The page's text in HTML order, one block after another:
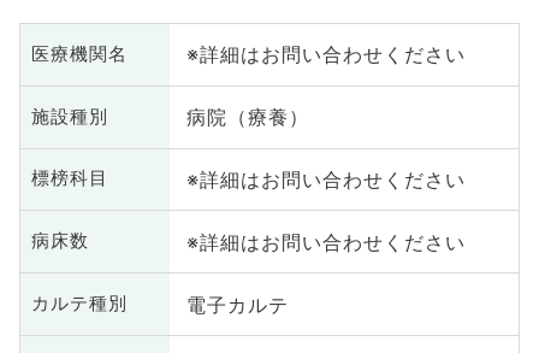
医療機関名 ※詳細はお問い合わせください
施設種別 病院（療養）
標榜科目 ※詳細はお問い合わせください
病床数 ※詳細はお問い合わせください
カルテ種別 電子カルテ